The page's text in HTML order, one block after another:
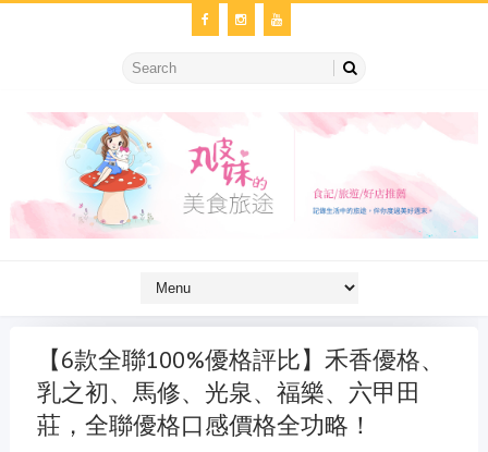
【6款全聯100%優格評比】禾香優格、
乳之初、馬修、光泉、福樂、六甲田
莊，全聯優格口感價格全功略！